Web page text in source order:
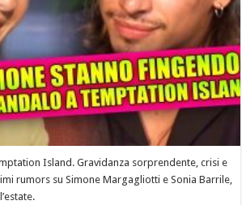
Island. Gravidanza sorprendente, crisi e
rumors su Simone Margagliotti e Sonia Barrile,